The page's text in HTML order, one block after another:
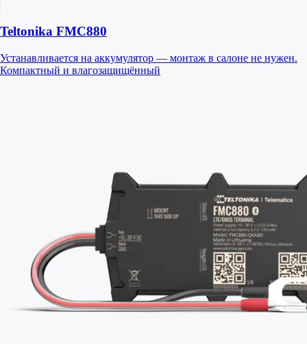
Teltonika FMC880
Устанавливается на аккумулятор — монтаж в салоне не нужен.
Компактный и влагозащищённый